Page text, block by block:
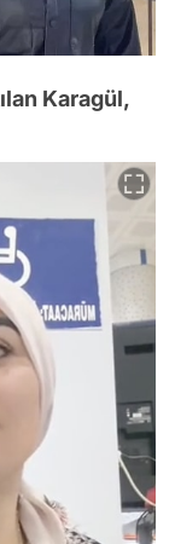
Karagül,